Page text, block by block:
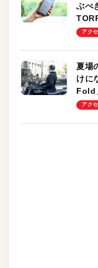
ぶべ
ーも
アク
夏場
けに
Fold
却プ
アク